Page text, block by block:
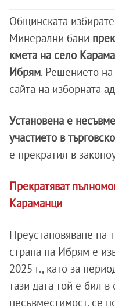
Общинската
Минерални бани
кмета на село
Ибрям. Решението
сайта на изборната
Установена е
участието в
е прекратил в
Прекратяват
Караманци
Преустановяване на
страна на Ибрям е
2025 г., като за
тази дата той е бил в
несъвместимост, се